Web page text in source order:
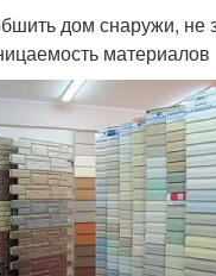
дом снаружи, не
материалов